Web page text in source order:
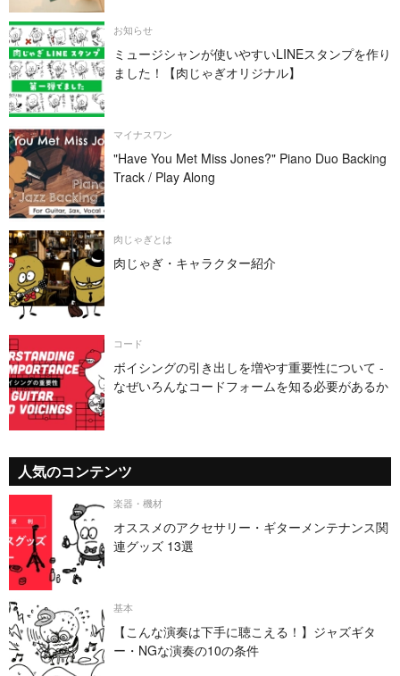
お知らせ
ミュージシャンが使いやすいLINEスタンプを作り
ました！【肉じゃぎオリジナル】
マイナスワン
"Have You Met Miss Jones?" Piano Duo Backing
Track / Play Along
肉じゃぎとは
肉じゃぎ・キャラクター紹介
コード
ボイシングの引き出しを増やす重要性について -
なぜいろんなコードフォームを知る必要があるか
人気のコンテンツ
楽器・機材
オススメのアクセサリー・ギターメンテナンス関
連グッズ 13選
基本
【こんな演奏は下手に聴こえる！】ジャズギタ
ー・NGな演奏の10の条件